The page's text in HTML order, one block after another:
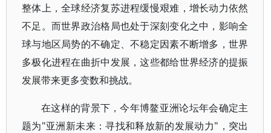
整体上，全球经济复苏进程缓慢艰难，增长动力依然
不足。而世界政治格局也处于深刻变化之中，影响全
球与地区局势的不确定、不稳定因素不断增多，世界
多极化进程在曲折中发展，这些都给世界经济的提振
发展带来更多变数和挑战。
在这样的背景下，今年博鳌亚洲论坛年会确定主
题为"亚洲新未来：寻找和释放新的发展动力"，突出